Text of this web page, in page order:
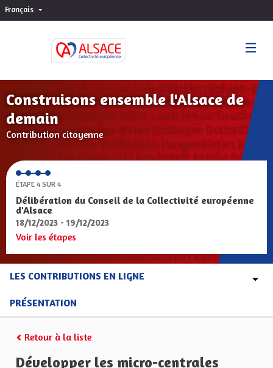
Français Choisir la langue
Construisons ensemble l'Alsace de
demain
Contribution citoyenne
ÉTAPE 4 SUR 4
Délibération du Conseil de la Collectivité européenne
d'Alsace
18/12/2023 - 19/12/2023
Voir les étapes
LES CONTRIBUTIONS EN LIGNE
PRÉSENTATION
Retour à la liste
Développer les micro-centrales